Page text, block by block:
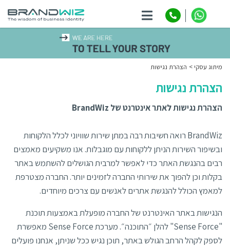
מיתוג עסקי הצהרת נגישות
הצהרת נגישות
הצהרת נגישות לאתר אינטרנט של BrandWiz
BrandWiz רואה חשיבות רבה במתן שירות שוויוני לכלל הלקוחות
ובשיפור השירות הניתן ללקוחות עם מוגבלות. אנו משקיעים מאמצים
רבים בהנגשת האתר כדי לאפשר למרבית הגושלים להשתמש באתר
בקלות וכן להפוך את שירותי החברה לזמינים יותר. החברה מצטרפת
למאמץ הכולל להנגשת אתרים לאנשים עם צרכים מיוחדים.
הנגישות באתר האינטרנט של החברה מופעלת באמצעות תוכנת
"Sense Force" להלן ״התוכנה״. מערכת Sense Force מאפשרת
לספק לקהל הרחב הגולש באתר, תוכן נגיש ככל שניתן, אנחנו פועלים